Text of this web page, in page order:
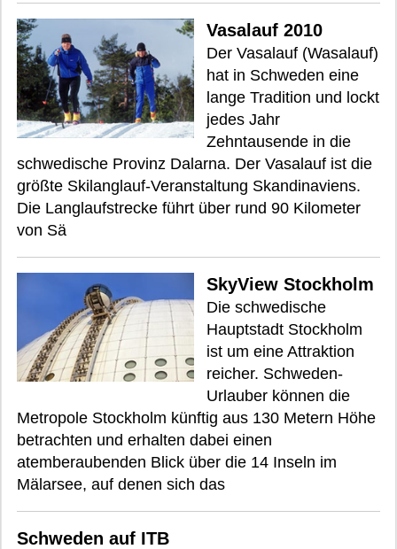
Vasalauf 2010
Der Vasalauf (Wasalauf)
hat in Schweden eine
lange Tradition und lockt
jedes Jahr
Zehntausende in die
schwedische Provinz Dalarna. Der Vasalauf ist die
größte Skilanglauf-Veranstaltung Skandinaviens.
Die Langlaufstrecke führt über rund 90 Kilometer
von Sä
SkyView Stockholm
Die schwedische
Hauptstadt Stockholm
ist um eine Attraktion
reicher. Schweden-
Urlauber können die
Metropole Stockholm künftig aus 130 Metern Höhe
betrachten und erhalten dabei einen
atemberaubenden Blick über die 14 Inseln im
Mälarsee, auf denen sich das
Schweden auf ITB